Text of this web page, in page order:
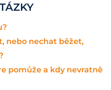
nebo nechat běžet,
pomůže a kdy nevratně